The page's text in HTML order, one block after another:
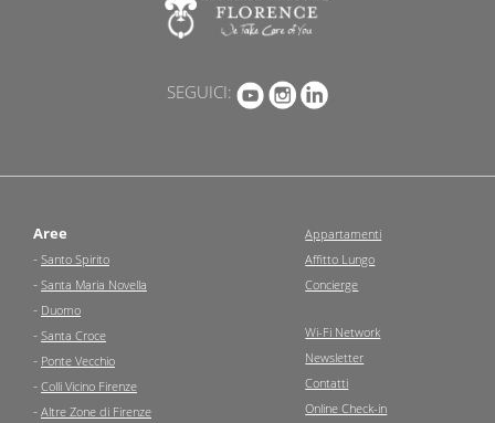
SEGUICI:
Aree
- Santo Spirito
- Santa Maria Novella
- Duomo
- Santa Croce
- Ponte Vecchio
- Colli Vicino Firenze
- Altre Zone di Firenze
Appartamenti
Affitto Lungo
Concierge
Wi-Fi Network
Newsletter
Contatti
Online Check-in